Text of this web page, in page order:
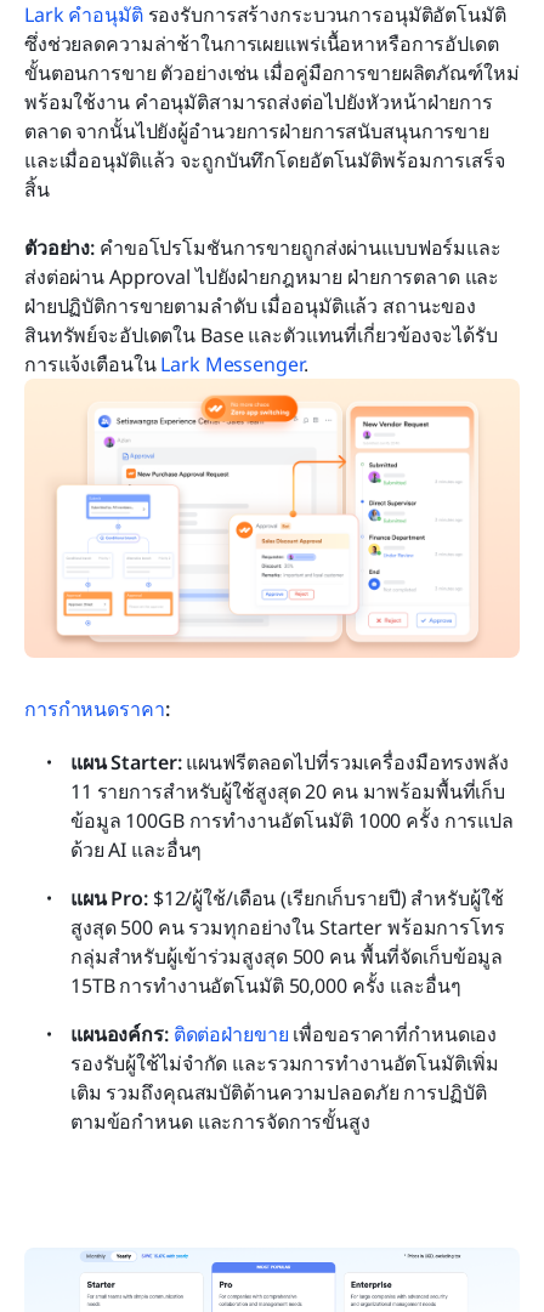
Lark คำอนุมัติ รองรับการสร้างกระบวนการอนุมัติอัตโนมัติ
ซึ่งช่วยลดความล่าช้าในการเผยแพร่เนื้อหาหรือการอัปเดต
ขั้นตอนการขาย ตัวอย่างเช่น เมื่อคู่มือการขายผลิตภัณฑ์ใหม่
พร้อมใช้งาน คำอนุมัติสามารถส่งต่อไปยังหัวหน้าฝ่ายการ
ตลาด จากนั้นไปยังผู้อำนวยการฝ่ายการสนับสนุนการขาย
และเมื่ออนุมัติแล้ว จะถูกบันทึกโดยอัตโนมัติพร้อมการเสร็จ
สิ้น
ตัวอย่าง: คำขอโปรโมชันการขายถูกส่งผ่านแบบฟอร์มและ
ส่งต่อผ่าน Approval ไปยังฝ่ายกฎหมาย ฝ่ายการตลาด และ
ฝ่ายปฏิบัติการขายตามลำดับ เมื่ออนุมัติแล้ว สถานะของ
สินทรัพย์จะอัปเดตใน Base และตัวแทนที่เกี่ยวข้องจะได้รับ
การแจ้งเตือนใน Lark Messenger.
การกำหนดราคา:
แผน Starter: แผนฟรีตลอดไปที่รวมเครื่องมือทรงพลัง
11 รายการสำหรับผู้ใช้สูงสุด 20 คน มาพร้อมพื้นที่เก็บ
ข้อมูล 100GB การทำงานอัตโนมัติ 1000 ครั้ง การแปล
ด้วย AI และอื่นๆ
แผน Pro: $12/ผู้ใช้/เดือน (เรียกเก็บรายปี) สำหรับผู้ใช้
สูงสุด 500 คน รวมทุกอย่างใน Starter พร้อมการโทร
กลุ่มสำหรับผู้เข้าร่วมสูงสุด 500 คน พื้นที่จัดเก็บข้อมูล
15TB การทำงานอัตโนมัติ 50,000 ครั้ง และอื่นๆ
แผนองค์กร: ติดต่อฝ่ายขาย เพื่อขอราคาที่กำหนดเอง
รองรับผู้ใช้ไม่จำกัด และรวมการทำงานอัตโนมัติเพิ่ม
เติม รวมถึงคุณสมบัติด้านความปลอดภัย การปฏิบัติ
ตามข้อกำหนด และการจัดการขั้นสูง